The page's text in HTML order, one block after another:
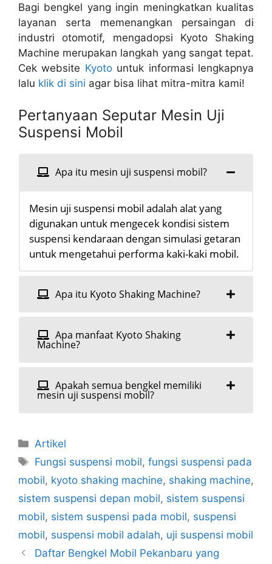
Bagi bengkel yang ingin meningkatkan kualitas
layanan serta memenangkan persaingan di
industri otomotif, mengadopsi Kyoto Shaking
Machine merupakan langkah yang sangat tepat.
Cek website Kyotountuk informasi lengkapnya
lalu klik di sini agar bisa lihat mitra-mitra kami!
Pertanyaan Seputar Mesin Uji
Suspensi Mobil
Apa itu mesin uji suspensi mobil?
Mesin uji suspensi mobil adalah alat yang
digunakan untuk mengecek kondisi sistem
suspensi kendaraan dengan simulasi getaran
untuk mengetahui performa kaki-kaki mobil.
Apa itu Kyoto Shaking Machine?
Apa manfaat Kyoto Shaking
Machine?
Apakah semua bengkel memiliki
mesin uji suspensi mobil?
Artikel
Fungsi suspensi mobil,fungsi suspensi pada
mobil, kyoto shaking machine, shaking machine,
sistem suspensi depan mobil, sistem suspensi
mobil, sistem suspensi pada mobil, suspensi
mobil, suspensi mobil adalah, uji suspensi mobil
Daftar Bengkel Mobil Pekanbaru yang